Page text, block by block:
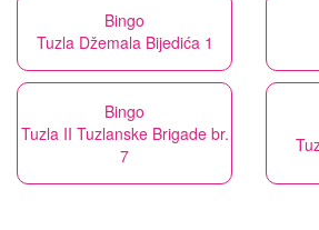
Bingo
Tuzla Džemala Bijedića 1
Bingo
Tuzla II Tuzlanske Brigade br.
7